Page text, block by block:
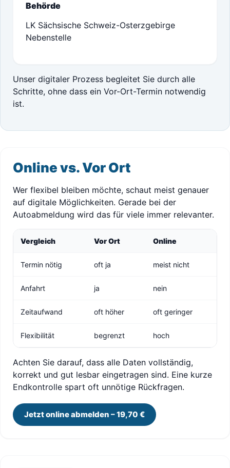
Behörde
LK Sächsische Schweiz-Osterzgebirge
Nebenstelle
Unser digitaler Prozess begleitet Sie durch alle
Schritte, ohne dass ein Vor-Ort-Termin notwendig
ist.
Online vs. Vor Ort
Wer flexibel bleiben möchte, schaut meist genauer
auf digitale Möglichkeiten. Gerade bei der
Autoabmeldung wird das für viele immer relevanter.
Vergleich Vor Ort Online
Termin nötig oft ja meist nicht
Anfahrt ja nein
Zeitaufwand oft höher oft geringer
Flexibilität begrenzt hoch
Achten Sie darauf, dass alle Daten vollständig,
korrekt und gut lesbar eingetragen sind. Eine kurze
Endkontrolle spart oft unnötige Rückfragen.
Jetzt online abmelden – 19,70 €